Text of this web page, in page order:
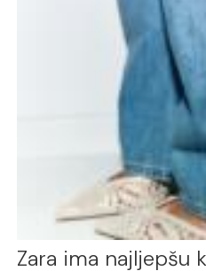
Zara ima najljepšu